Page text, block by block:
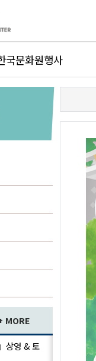
국문화원행사
MORE
상영 & 토